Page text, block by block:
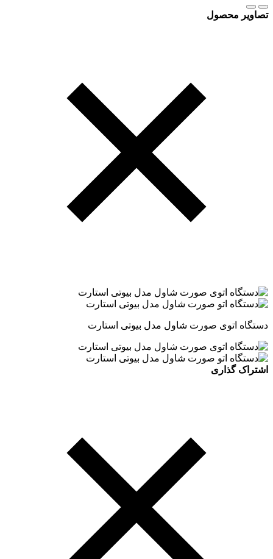
تصاویر محصول
دستگاه اتوی صورت شاول مدل بیوتی استارت
اشتراک گذاری